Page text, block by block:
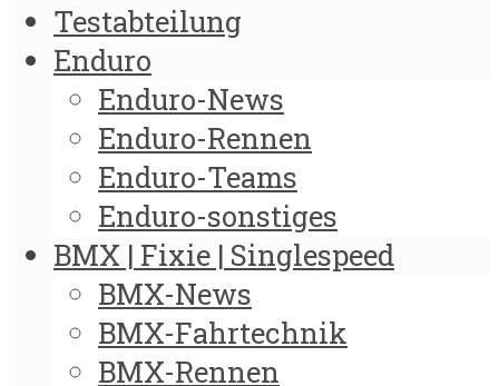
Testabteilung
Enduro
Enduro-News
Enduro-Rennen
Enduro-Teams
Enduro-sonstiges
BMX | Fixie | Singlespeed
BMX-News
BMX-Fahrtechnik
BMX-Rennen